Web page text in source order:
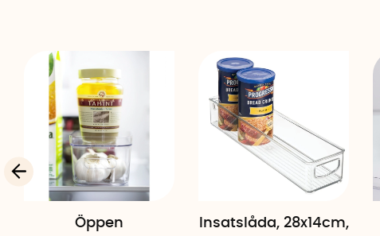
Öppen
Insatslåda, 28x14cm,